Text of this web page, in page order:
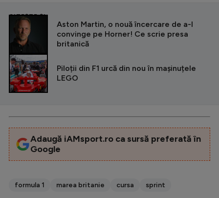
CITEȘTE ȘI
Aston Martin, o nouă încercare de a-l
convinge pe Horner! Ce scrie presa
britanică
Piloții din F1 urcă din nou în mașinuțele
LEGO
Adaugă iAMsport.ro ca sursă preferată în
Google
formula 1 marea britanie cursa sprint